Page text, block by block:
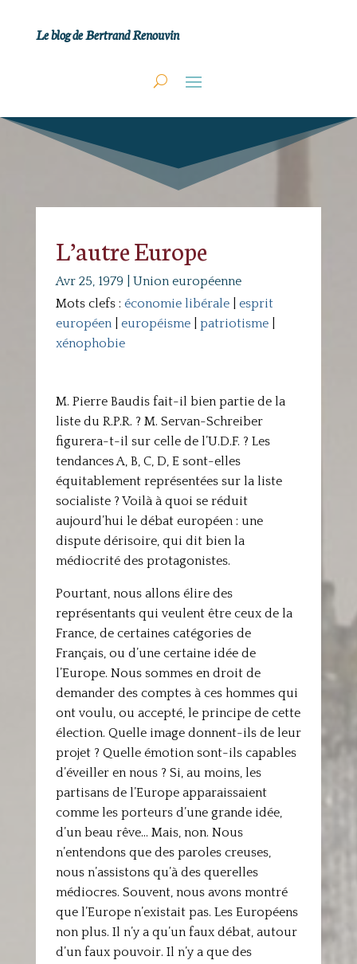
Le blog de Bertrand Renouvin
L’autre Europe
Avr 25, 1979
Union européenne
Mots clefs : économie libérale| esprit
européen| européisme| patriotisme|
xénophobie
M. Pierre Baudis fait-il bien partie de la
liste du R.P.R. ? M. Servan-Schreiber
figurera-t-il sur celle de l’U.D.F. ? Les
tendances A, B, C, D, E sont-elles
équitablement représentées sur la liste
socialiste ? Voilà à quoi se réduit
aujourd’hui le débat européen : une
dispute dérisoire, qui dit bien la
médiocrité des protagonistes.
Pourtant, nous allons élire des
représentants qui veulent être ceux de la
France, de certaines catégories de
Français, ou d’une certaine idée de
l’Europe. Nous sommes en droit de
demander des comptes à ces hommes qui
ont voulu, ou accepté, le principe de cette
élection. Quelle image donnent-ils de leur
projet ? Quelle émotion sont-ils capables
d’éveiller en nous ? Si, au moins, les
partisans de l’Europe apparaissaient
comme les porteurs d’une grande idée,
d’un beau rêve… Mais, non. Nous
n’entendons que des paroles creuses,
nous n’assistons qu’à des querelles
médiocres. Souvent, nous avons montré
que l’Europe n’existait pas. Les Européens
non plus. Il n’y a qu’un faux débat, autour
d’un faux pouvoir. Il n’y a que des